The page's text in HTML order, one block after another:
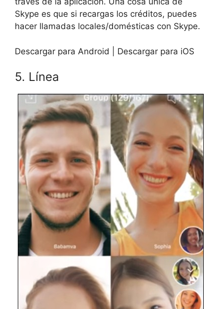
Skype es que si recargas los créditos, puedes
hacer llamadas locales/domésticas con Skype.
Descargar para Android | Descargar para iOS
5. Línea